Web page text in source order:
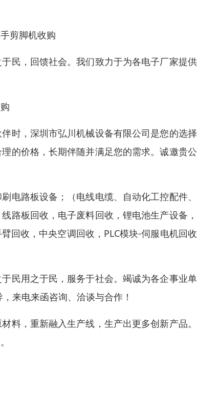
剪脚机收购
民，回馈社会。我们致力于为各电子厂家提
时，深圳市弘川机械设备有限公司是您的选
的价格，长期伴随并满足您的需求。诚邀贵
电路板设备；（电线电缆、自动化工控配件
路板回收，电子废料回收，锂电池生产设备
回收，中央空调回收，PLC模块-伺服电机回
民用之于民，服务于社会。竭诚为各企事业
来电来函咨询、洽谈与合作！
料，重新融入生产线，生产出更多创新产品